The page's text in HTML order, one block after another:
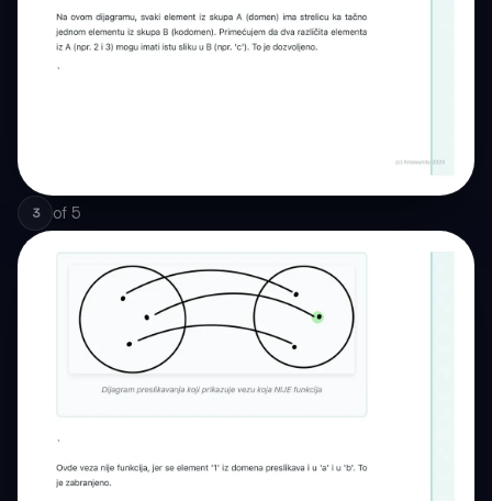
3 of 5